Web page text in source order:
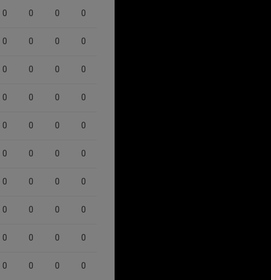
0 0 0 0
0 0 0 0
0 0 0 0
0 0 0 0
0 0 0 0
0 0 0 0
0 0 0 0
0 0 0 0
0 0 0 0
0 0 0 0